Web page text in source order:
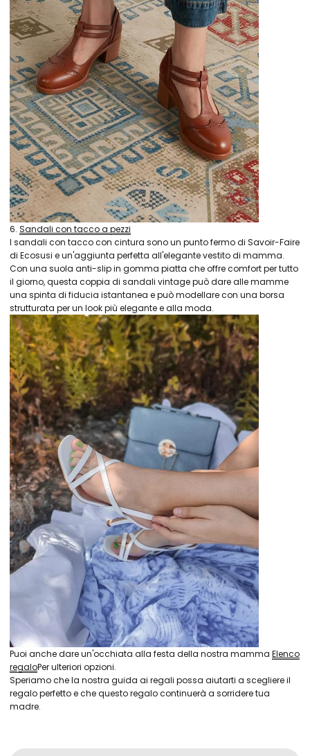
6. Sandali con tacco a pezzi
I sandali con tacco con cintura sono un punto fermo di Savoir-Faire
di Ecosusi e un'aggiunta perfetta all'elegante vestito di mamma.
Con una suola anti-slip in gomma piatta che offre comfort per tutto
il giorno, questa coppia di sandali vintage può dare alle mamme
una spinta di fiducia istantanea e può modellare con una borsa
strutturata per un look più elegante e alla moda.
Puoi anche dare un'occhiata alla festa della nostra mamma Elenco
regaloPer ulteriori opzioni.
Speriamo che la nostra guida ai regali possa aiutarti a scegliere il
regalo perfetto e che questo regalo continuerà a sorridere tua
madre.